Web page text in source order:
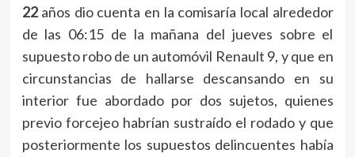
22años dio cuenta en la comisaría local alrededor
de las 06:15 de la mañana del jueves sobre el
supuesto robo de un automóvil Renault 9, y que en
circunstancias de hallarse descansando en su
interior fue abordado por dos sujetos, quienes
previo forcejeo habrían sustraído el rodado y que
posteriormente los supuestos delincuentes había